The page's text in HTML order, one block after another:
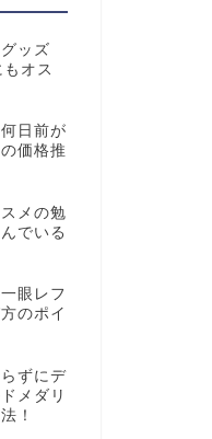
ッズ
オス
日前が
価格推
メの勉
でいる
眼レフ
のポイ
ずにデ
メダリ
！